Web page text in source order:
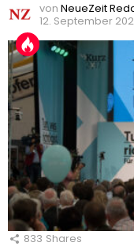
von NeueZeit
12. September
833 Shares